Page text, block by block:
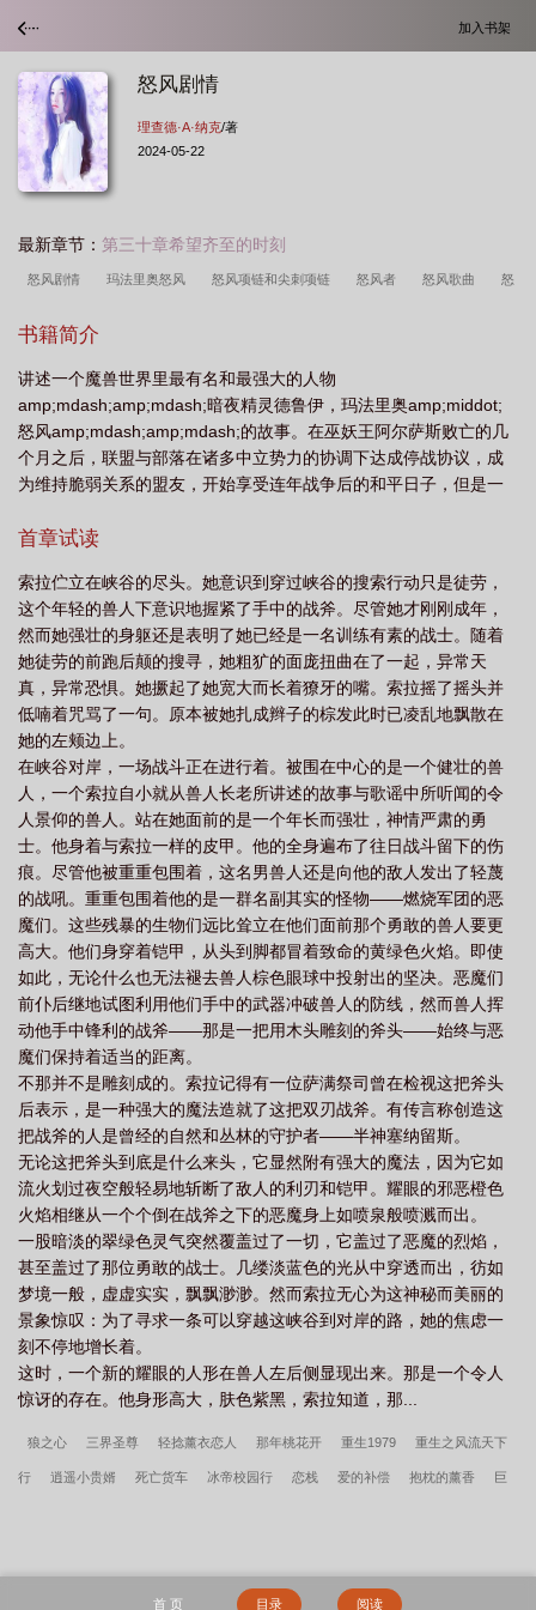
加入书架
怒风剧情
理查德·A·纳克/著
2024-05-22
最新章节： 第三十章希望齐至的时刻
怒风剧情 玛法里奥怒风 怒风项链和尖刺项链 怒风者 怒风歌曲 怒
怒风 怒风的意思
风猎手英雄大对决 怒风是什么意思 怒风网剧演员表
怒风大导师 怒风套装效果 怒风在线观看 怒风套 怒风演员
表 怒风对仗什么 怒风洗车机 怒风高压清洗机 怒风套装 怒风
歌 怒风的沸腾符咒 怒风短剧免费观看 怒风的沸腾护符 怒风长靴
观看免费 怒风网剧 怒风网剧最新消息 怒风头巾 怒风什么意思 怒风
逆袭 怒风岛 怒风伊利丹 怒风 英文 怒风雷五雷化极手 怒风山脉在
哪钓鱼 怒风雷百度百科 怒风男孩 怒风雪全部作品 怒风短剧 捕风捉
影 怒风捉影 怒风百度百科 怒风少年 怒风助手脚本 怒风山脉钓
鱼 怒风龙
费观看 怒风腾天的意思是什么 怒风电视剧 怒风的沸腾符咒和尖刺颈
饰 伊利丹怒风 怒风雷 怒风护手 怒风的沸腾符咒和萨迪斯项圈 怒风
结局 怒风雷打得过帝释天吗 怒风英文 怒风倾涛 怒风之王
侠 怒风雷为啥要杀帝释天 怒风影视 鸣潮囚中怒风 怒风雷和帝释
天 怒风如解意
书籍简介
讲述一个魔兽世界里最有名和最强大的人物
amp;mdash;amp;mdash;暗夜精灵德鲁伊，玛法里奥amp;middot;
怒风amp;mdash;amp;mdash;的故事。在巫妖王阿尔萨斯败亡的几
个月之后，联盟与部落在诸多中立势力的协调下达成停战协议，成
为维持脆弱关系的盟友，开始享受连年战争后的和平日子，但是一
大，开始入侵整个艾泽拉斯的物质世界，面对一个没有实体而只出
的大德鲁伊身上amp;hellip;amp;hellip;
首章试读
索拉伫立在峡谷的尽头。她意识到穿过峡谷的搜索行动只是徒劳，
这个年轻的兽人下意识地握紧了手中的战斧。尽管她才刚刚成年，
然而她强壮的身躯还是表明了她已经是一名训练有素的战士。随着
她徒劳的前跑后颠的搜寻，她粗犷的面庞扭曲在了一起，异常天
真，异常恐惧。她撅起了她宽大而长着獠牙的嘴。索拉摇了摇头并
低喃着咒骂了一句。原本被她扎成辫子的棕发此时已凌乱地飘散在
她的左颊边上。
在峡谷对岸，一场战斗正在进行着。被围在中心的是一个健壮的兽
人，一个索拉自小就从兽人长老所讲述的故事与歌谣中所听闻的令
人景仰的兽人。站在她面前的是一个年长而强壮，神情严肃的勇
士。他身着与索拉一样的皮甲。他的全身遍布了往日战斗留下的伤
痕。尽管他被重重包围着，这名男兽人还是向他的敌人发出了轻蔑
的战吼。重重包围着他的是一群名副其实的怪物——燃烧军团的恶
魔们。这些残暴的生物们远比耸立在他们面前那个勇敢的兽人要更
高大。他们身穿着铠甲，从头到脚都冒着致命的黄绿色火焰。即使
如此，无论什么也无法褪去兽人棕色眼球中投射出的坚决。恶魔们
前仆后继地试图利用他们手中的武器冲破兽人的防线，然而兽人挥
动他手中锋利的战斧——那是一把用木头雕刻的斧头——始终与恶
魔们保持着适当的距离。
不那并不是雕刻成的。索拉记得有一位萨满祭司曾在检视这把斧头
后表示，是一种强大的魔法造就了这把双刃战斧。有传言称创造这
把战斧的人是曾经的自然和丛林的守护者——半神塞纳留斯。
无论这把斧头到底是什么来头，它显然附有强大的魔法，因为它如
流火划过夜空般轻易地斩断了敌人的利刃和铠甲。耀眼的邪恶橙色
火焰相继从一个个倒在战斧之下的恶魔身上如喷泉般喷溅而出。
一股暗淡的翠绿色灵气突然覆盖过了一切，它盖过了恶魔的烈焰，
甚至盖过了那位勇敢的战士。几缕淡蓝色的光从中穿透而出，彷如
梦境一般，虚虚实实，飘飘渺渺。然而索拉无心为这神秘而美丽的
景象惊叹：为了寻求一条可以穿越这峡谷到对岸的路，她的焦虑一
刻不停地增长着。
这时，一个新的耀眼的人形在兽人左后侧显现出来。那是一个令人
惊讶的存在。他身形高大，肤色紫黑，索拉知道，那...
狼之心 三界圣尊 轻捻薰衣恋人 那年桃花开 重生1979 重生之风流天下
行 逍遥小贵婿 死亡货车 冰帝校园行 恋栈 爱的补偿 抱枕的薰香 巨
首 页 目录 阅读